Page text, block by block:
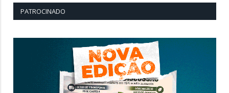
PATROCINADO